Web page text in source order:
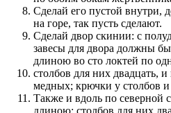
Сделай его пустой внутри,
на горе, так пусть сделают.
Сделай двор скинии: с
завесы для двора должны
длиною во сто локтей по
столбов для них двадцать,
медных; крючки у столбов и
Также и вдоль по северной
длиною; столбов для них